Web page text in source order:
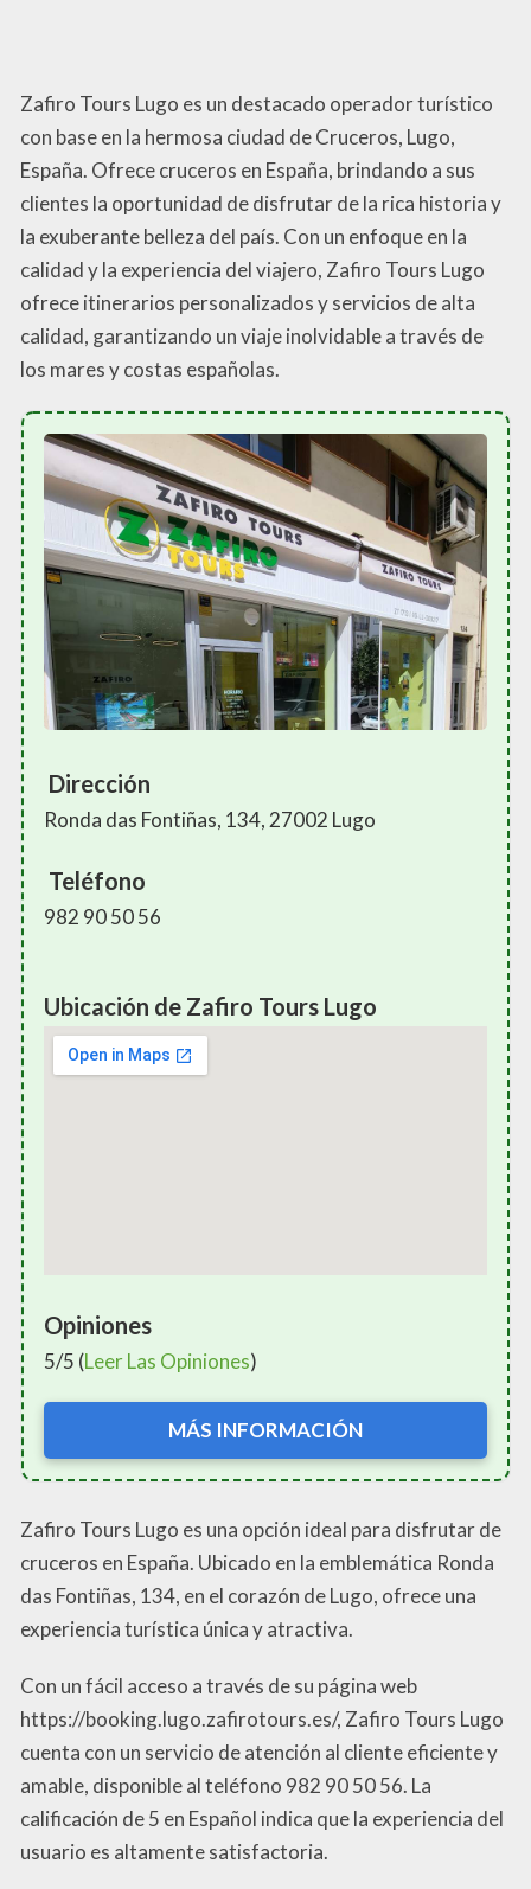
Zafiro Tours Lugo es un destacado operador turístico
con base en la hermosa ciudad de Cruceros, Lugo,
España. Ofrece cruceros en España, brindando a sus
clientes la oportunidad de disfrutar de la rica historia y
la exuberante belleza del país. Con un enfoque en la
calidad y la experiencia del viajero, Zafiro Tours Lugo
ofrece itinerarios personalizados y servicios de alta
calidad, garantizando un viaje inolvidable a través de
los mares y costas españolas.
Dirección
Ronda das Fontiñas, 134, 27002 Lugo
Teléfono
982 90 50 56
Ubicación de Zafiro Tours Lugo
Opiniones
5/5 (Leer Las Opiniones)
MÁS INFORMACIÓN
Zafiro Tours Lugo es una opción ideal para disfrutar de
cruceros en España. Ubicado en la emblemática Ronda
das Fontiñas, 134, en el corazón de Lugo, ofrece una
experiencia turística única y atractiva.
Con un fácil acceso a través de su página web
https://booking.lugo.zafirotours.es/, Zafiro Tours Lugo
cuenta con un servicio de atención al cliente eficiente y
amable, disponible al teléfono 982 90 50 56. La
calificación de 5 en Español indica que la experiencia del
usuario es altamente satisfactoria.